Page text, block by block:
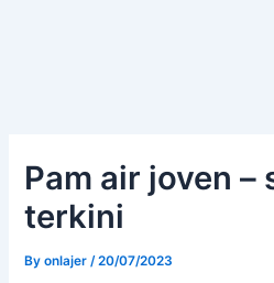
Pam air joven –
terkini
Byonlajer /20/07/2023